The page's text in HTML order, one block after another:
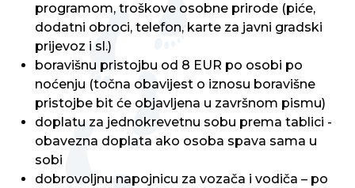
programom, troškove osobne prirode (piće,
dodatni obroci, telefon, karte za javni gradski
prijevoz i sl.)
boravišnu pristojbu od 8 EUR po osobi po
noćenju (točna obavijest o iznosu boravišne
pristojbe bit će objavljena u završnom pismu)
doplatu za jednokrevetnu sobu prema tablici -
obavezna doplata ako osoba spava sama u
sobi
dobrovoljnu napojnicu za vozača i vodiča – po